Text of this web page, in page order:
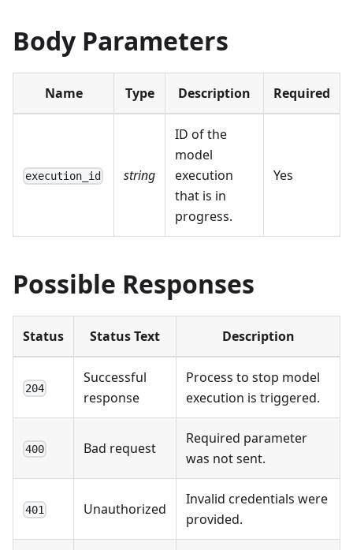
Body Parameters
Name Type Description Required
execution_id string
ID of the
model
execution
that is in
progress.
Yes
Possible Responses
Status Status Text Description
204
Successful
response
Process to stop model
execution is triggered.
400 Bad request
Required parameter
was not sent.
401 Unauthorized
Invalid credentials were
provided.